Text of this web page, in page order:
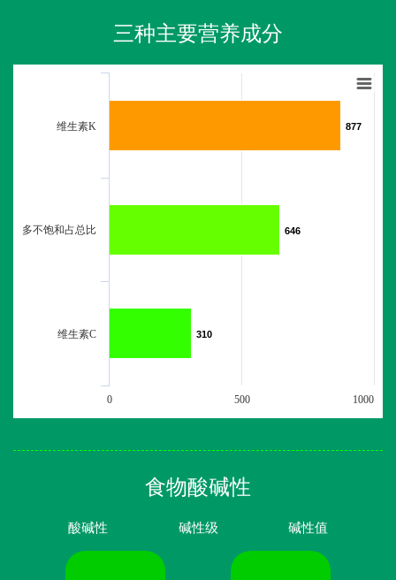
三种主要营养成分
877
877
646
646
310
310
维生素K
多不饱和占总比
维生素C
0 500 1000
食物酸碱性
酸碱性 碱性级 碱性值